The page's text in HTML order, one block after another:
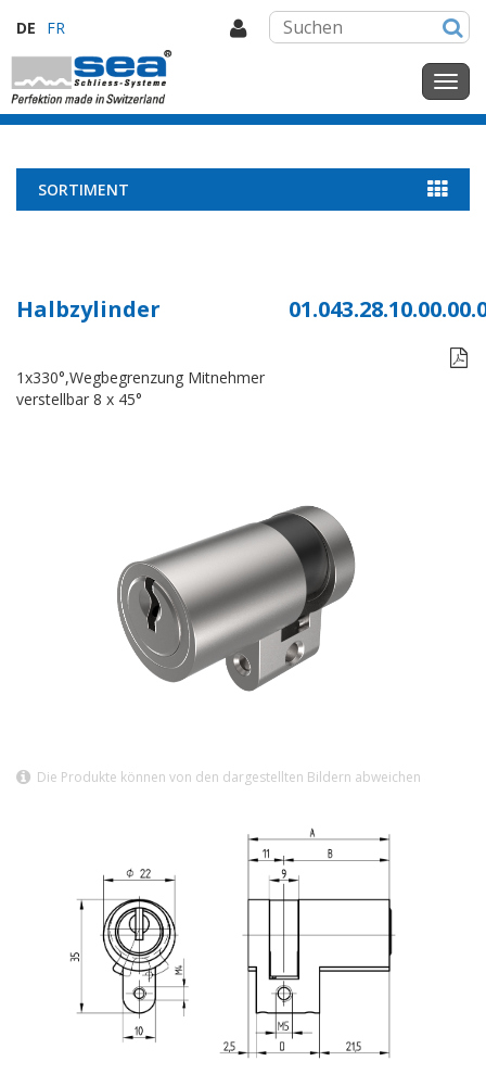
DE FR
SORTIMENT
Halbzylinder

1x330°,Wegbegrenzung Mitnehmer
verstellbar 8 x 45°
Die Produkte können von den dargestellten Bildern abweichen